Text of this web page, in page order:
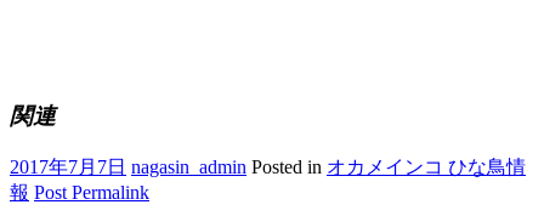
関連
2017年7月7日 nagasin_admin Posted in オカメインコ ひな鳥情
報 Post Permalink